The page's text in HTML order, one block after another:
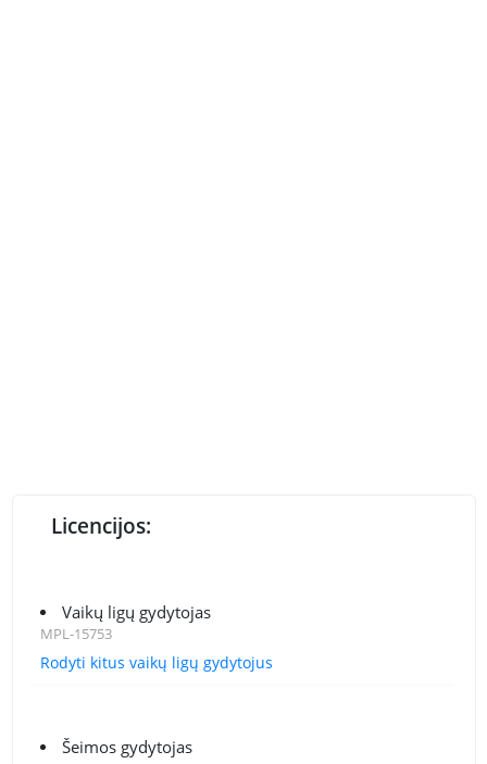
Licencijos:
Vaikų ligų gydytojas
MPL-15753
Rodyti kitus vaikų ligų gydytojus
Šeimos gydytojas